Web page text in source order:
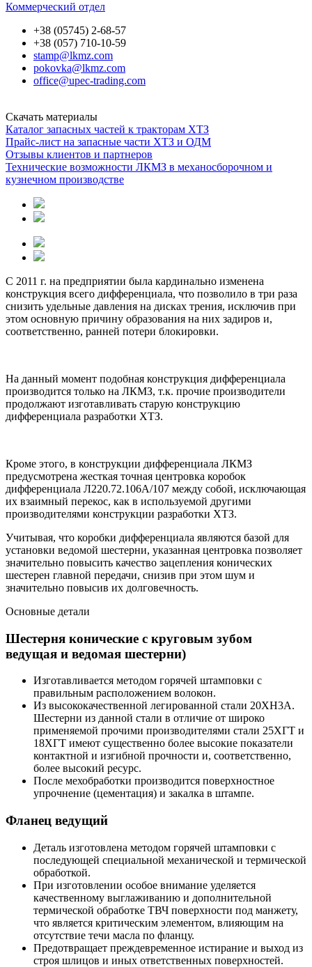
Коммерческий отдел
+38 (05745) 2-68-57
+38 (057) 710-10-59
stamp@lkmz.com
pokovka@lkmz.com
office@upec-trading.com
Скачать материалы
Каталог запасных частей к тракторам ХТЗ
Прайс-лист на запасные части ХТЗ и ОДМ
Отзывы клиентов и партнеров
Технические возможности ЛКМЗ в механосборочном и
кузнечном производстве
С 2011 г. на предприятии была кардинально изменена
конструкция всего дифференциала, что позволило в три раза
снизить удельные давления на дисках трения, исключив при
этом основную причину образования на них задиров и,
соответственно, ранней потери блокировки.
На данный момент подобная конструкция дифференциала
производится только на ЛКМЗ, т.к. прочие производители
продолжают изготавливать старую конструкцию
дифференциала разработки ХТЗ.
Кроме этого, в конструкции дифференциала ЛКМЗ
предусмотрена жесткая точная центровка коробок
дифференциала Л220.72.106А/107 между собой, исключающая
их взаимный перекос, как в используемой другими
производителями конструкции разработки ХТЗ.
Учитывая, что коробки дифференциала являются базой для
установки ведомой шестерни, указанная центровка позволяет
значительно повысить качество зацепления конических
шестерен главной передачи, снизив при этом шум и
значительно повысив их долговечность.
Основные детали
Шестерня конические с круговым зубом
ведущая и ведомая шестерни)
Изготавливается методом горячей штамповки с
правильным расположением волокон.
Из высококачественной легированной стали 20ХН3А.
Шестерни из данной стали в отличие от широко
применяемой прочими производителями стали 25ХГТ и
18ХГТ имеют существенно более высокие показатели
контактной и изгибной прочности и, соответственно,
более высокий ресурс.
После мехобработки производится поверхностное
упрочнение (цементация) и закалка в штампе.
Фланец ведущий
Деталь изготовлена методом горячей штамповки с
последующей специальной механической и термической
обработкой.
При изготовлении особое внимание уделяется
качественному выглаживанию и дополнительной
термической обработке ТВЧ поверхности под манжету,
что является критическим элементом, влияющим на
отсутствие течи масла по фланцу.
Предотвращает преждевременное истирание и выход из
строя шлицов и иных ответственных поверхностей.